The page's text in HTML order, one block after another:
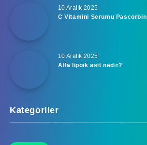
10 Aralık 2025
C Vitamini Serumu Pascorbin
10 Aralık 2025
Alfa lipoik asit nedir?
Kategoriler